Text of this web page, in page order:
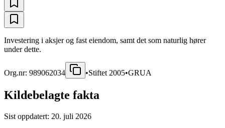
Investering i aksjer og fast eiendom, samt det som naturlig hører
under dette.
Org.nr: 989062034 •Stiftet 2005•GRUA
Kildebelagte fakta
Sist oppdatert: 20. juli 2026